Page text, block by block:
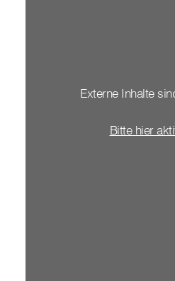
Externe Inhalte
Bitte hier